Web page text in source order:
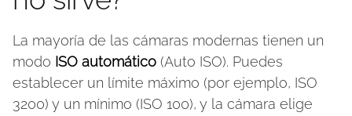
La mayoría de las cámaras modernas tienen un
modo ISO automático (Auto ISO). Puedes
establecer un límite máximo (por ejemplo, ISO
3200) y un mínimo (ISO 100), y la cámara elige